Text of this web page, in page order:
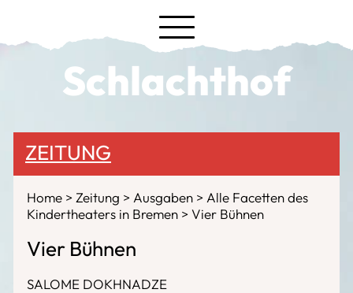
Schlachthof
ZEITUNG
Home Zeitung Ausgaben
Alle Facetten des
Kindertheaters in Bremen
Vier Bühnen
Vier Bühnen
SALOME DOKHNADZE